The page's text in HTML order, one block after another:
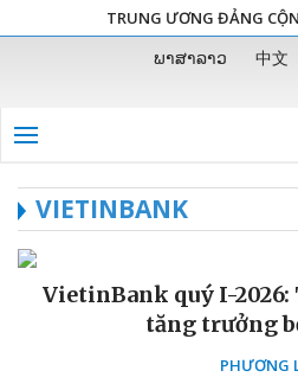
TRUNG ƯƠNG ĐẢNG
ພາສາລາວ 中文
VIETINBANK
VietinBank quý I-
tăng trưởng
PHƯƠNG